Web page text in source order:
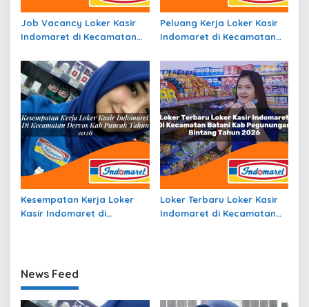
Job Vacancy Loker Kasir
Indomaret di Kecamatan
Pesisir Selatan Tahun 2026
Peluang Kerja Loker Kasir
Indomaret di Kecamatan
Tahun 2026
Kesempatan Kerja Loker
Kasir Indomaret di
Loker Terbaru Loker Kasir
Indomaret di Kecamatan
News Feed